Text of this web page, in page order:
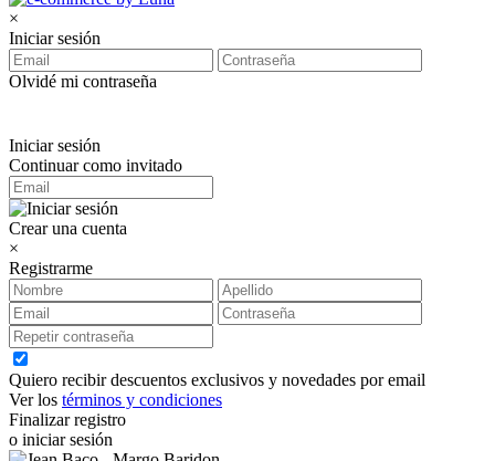
×
Iniciar sesión
Olvidé mi contraseña
Iniciar sesión
Continuar como invitado
Crear una cuenta
×
Registrarme
Quiero recibir descuentos exclusivos y novedades por email
Ver los términos y condiciones
Finalizar registro
o iniciar sesión